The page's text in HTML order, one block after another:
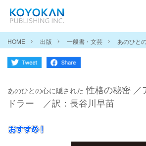
HOME 出版 一般書・文芸 あのひと
あのひとの心に隠された 性格の秘密 ／
ドラー ／訳：長谷川早苗